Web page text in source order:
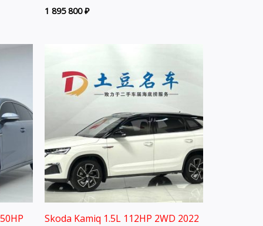
1 895 800₽
Skoda Kamiq 1.5L 112HP 2WD 2022